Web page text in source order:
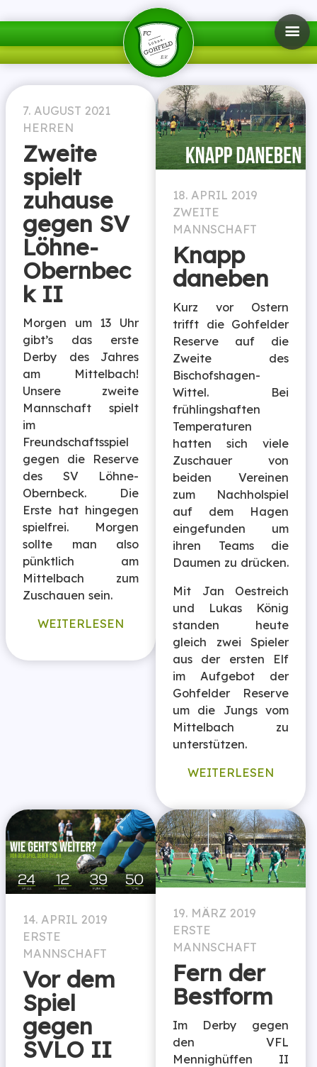
7. AUGUST 2021
HERREN
Zweite
spielt
zuhause
gegen SV
Löhne-
Obernbec
k II
Morgen um 13 Uhr
gibt’s das erste
Derby des Jahres
am Mittelbach!
Unsere zweite
Mannschaft spielt
im
Freundschaftsspiel
gegen die Reserve
des SV Löhne-
Obernbeck. Die
Erste hat hingegen
spielfrei. Morgen
sollte man also
pünktlich am
Mittelbach zum
Zuschauen sein.
WEITERLESEN
18. APRIL 2019
ZWEITE
MANNSCHAFT
Knapp
daneben
Kurz vor Ostern
trifft die Gohfelder
Reserve auf die
Zweite des
Bischofshagen-
Wittel. Bei
frühlingshaften
Temperaturen
hatten sich viele
Zuschauer von
beiden Vereinen
zum Nachholspiel
auf dem Hagen
eingefunden um
ihren Teams die
Daumen zu drücken.
Mit Jan Oestreich
und Lukas König
standen heute
gleich zwei Spieler
aus der ersten Elf
im Aufgebot der
Gohfelder Reserve
um die Jungs vom
Mittelbach zu
unterstützen.
WEITERLESEN
14. APRIL 2019
ERSTE
MANNSCHAFT
Vor dem
Spiel
gegen
SVLO II
19. MÄRZ 2019
ERSTE
MANNSCHAFT
Fern der
Bestform
Im Derby gegen
den VFL
Mennighüffen II